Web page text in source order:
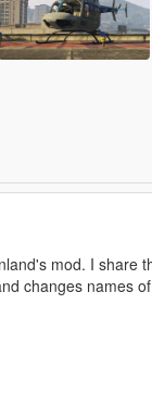
mod. I share
changes names